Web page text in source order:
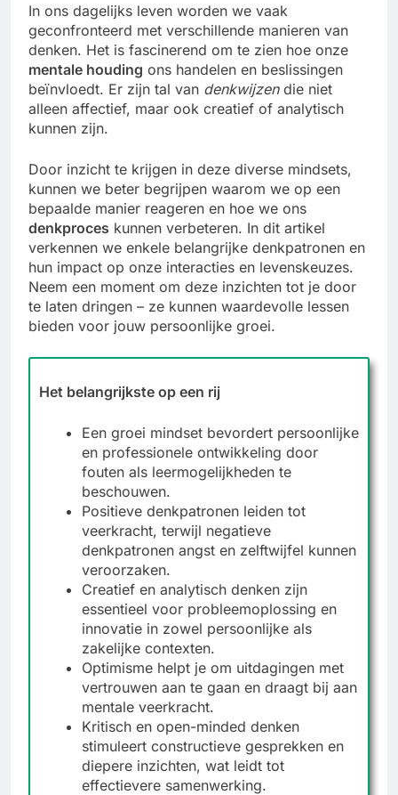
In ons dagelijks leven worden we vaak
geconfronteerd met verschillende manieren van
denken. Het is fascinerend om te zien hoe onze
mentale houding ons handelen en beslissingen
beïnvloedt. Er zijn tal van denkwijzendie niet
alleen affectief, maar ook creatief of analytisch
kunnen zijn.
Door inzicht te krijgen in deze diverse mindsets,
kunnen we beter begrijpen waarom we op een
bepaalde manier reageren en hoe we ons
denkproces kunnen verbeteren. In dit artikel
verkennen we enkele belangrijke denkpatronen en
hun impact op onze interacties en levenskeuzes.
Neem een moment om deze inzichten tot je door
te laten dringen – ze kunnen waardevolle lessen
bieden voor jouw persoonlijke groei.
Het belangrijkste op een rij
Een groei mindset bevordert persoonlijke
en professionele ontwikkeling door
fouten als leermogelijkheden te
beschouwen.
Positieve denkpatronen leiden tot
veerkracht, terwijl negatieve
denkpatronen angst en zelftwijfel kunnen
veroorzaken.
Creatief en analytisch denken zijn
essentieel voor probleemoplossing en
innovatie in zowel persoonlijke als
zakelijke contexten.
Optimisme helpt je om uitdagingen met
vertrouwen aan te gaan en draagt bij aan
mentale veerkracht.
Kritisch en open-minded denken
stimuleert constructieve gesprekken en
diepere inzichten, wat leidt tot
effectievere samenwerking.